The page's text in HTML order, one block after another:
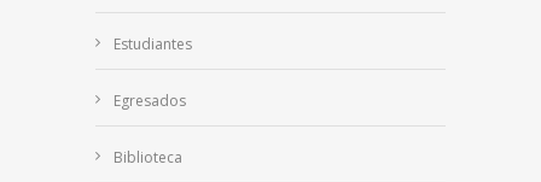
Estudiantes
Egresados
Biblioteca